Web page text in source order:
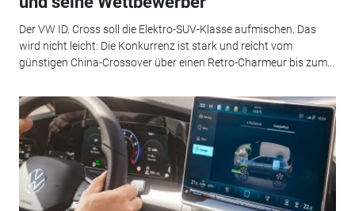
Der VW ID. Cross soll die Elektro-SUV-Klasse aufmischen. Das
wird nicht leicht: Die Konkurrenz ist stark und reicht vom
günstigen China-Crossover über einen Retro-Charmeur bis zum...